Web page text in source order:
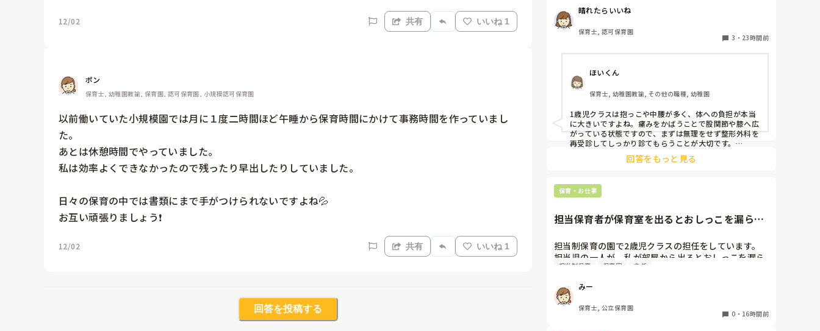
12/02 共有 いいね 1
ポン
保育士, 幼稚園教諭, 保育園, 認可保育園, 小規模認可保育園
以前働いていた小規模園では月に１度二時間ほど午睡から保育時間にかけて事務時間を作っていまし
た。
あとは休憩時間でやっていました。
私は効率よくできなかったので残ったり早出したりしていました。
日々の保育の中では書類にまで手がつけられないですよね💦
お互い頑張りましょう❗️
12/02 共有 いいね 1
回答を投稿する
という私も、２週間前、初めて腰痛になりました。
右腰が痛くて、起き上がれない。
ようやく起き上がっても、立てない。
驚きました。
通院して、コルセット、湿布、痛み止め、電気などで
１週間乗り切ったら
週末には、左が痛みだし、これも痛み止めや湿布で抑
えて仕事をしていたら、
股関節、お尻、太もも、膝まで来はじめてしまいまし
ます。
立ち続けると、腰や股関節にきます。
自転車通勤ですが、それも、膝や太ももに痛みが来始
めました。
今は８月。
１週間休んでいます。
家でもやることはあります。
日常生活すら支障をきたすほどになりました。
晴れたらいいね
保育士, 認可保育園
3 ・ 23時間前
ほいくん
保育士, 幼稚園教諭, その他の職種, 幼稚園
1歳児クラスは抱っこや中腰が多く、体への負担が本当
に大きいですよね。痛みをかばうことで股関節や膝へ広
がっている状態ですので、まずは無理をせず整形外科を
再受診してしっかり診てもらうことが大切です。
現場復帰の際は、床での立ち座りを避けるために低い椅
子を活用したり、抱っこや重い作業は周囲の先生に相談
に、しっかり休んでくださいね。
回答をもっと見る
保育・お仕事
担当保育者が保育室を出るとおしっこを漏らす
担当制保育の園で2歳児クラスの担任をしています。
担当児の一人が、私が部屋から出るとおしっこを漏ら
すようになりました。
ます。4月から私への執着が強かったのですが、特に
寝かしつけの時に私がそばに行かないと繰り返し大き
い声で呼んだり私が寝かしつけしている子にちょっか
担当制保育 保育室 主任
みー
保育士, 公立保育園
0 ・ 16時間前